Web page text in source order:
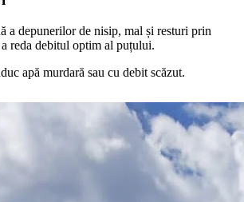
a depunerilor de nisip, mal și resturi prin
reda debitul optim al puțului.
apă murdară sau cu debit scăzut.